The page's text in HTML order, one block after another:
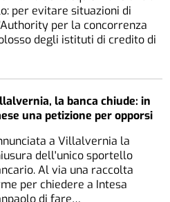
per evitare situazioni di
per la concorrenza
degli istituti di credito di
la banca chiude: in
una petizione per opporsi
a Villalvernia la
dell'unico sportello
Al via una raccolta
per chiedere a Intesa